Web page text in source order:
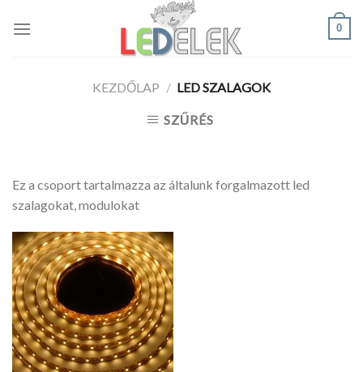
0
KEZDŐLAP / LED SZALAGOK
SZŰRÉS
Ez a csoport tartalmazza az általunk forgalmazott led
szalagokat, modulokat